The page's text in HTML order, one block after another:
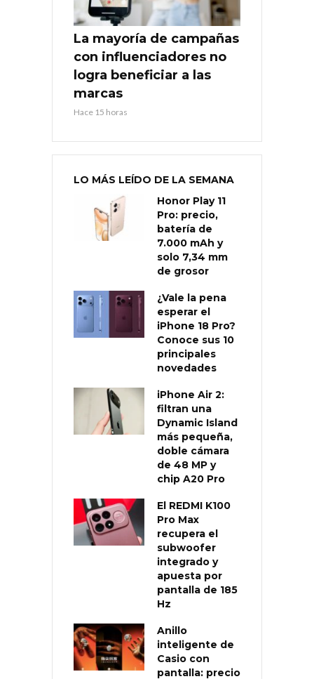
La mayoría de campañas
con influenciadores no
logra beneficiar a las
marcas
Hace 15 horas
LO MÁS LEÍDO DE LA SEMANA
Honor Play 11
Pro: precio,
batería de
7.000 mAh y
solo 7,34 mm
de grosor
¿Vale la pena
esperar el
iPhone 18 Pro?
Conoce sus 10
principales
novedades
iPhone Air 2:
filtran una
Dynamic Island
más pequeña,
doble cámara
de 48 MP y
chip A20 Pro
El REDMI K100
Pro Max
recupera el
subwoofer
integrado y
apuesta por
pantalla de 185
Hz
Anillo
inteligente de
Casio con
pantalla: precio